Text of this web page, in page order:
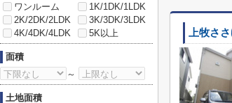
上牧さ
ワンルーム
1K/1DK/1LDK
2K/2DK/2LDK
3K/3DK/3LDK
4K/4DK/4LDK
5K以上
面積
～
土地面積